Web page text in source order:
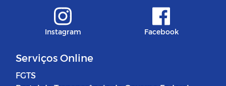
Instagram Facebook
Serviços Online
FGTS